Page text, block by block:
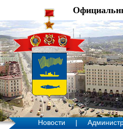
Новости |